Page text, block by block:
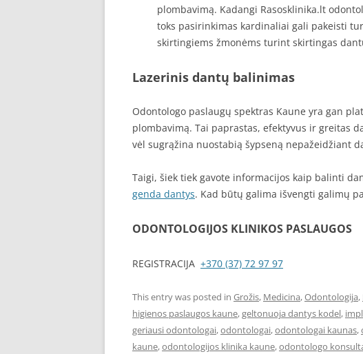
plombavimą. Kadangi Rasosklinika.lt
toks pasirinkimas kardinaliai gali pakeisti
skirtingiems žmonėms turint skirtingas
Lazerinis dantų balinimas
Odontologo paslaugų spektras Kaune yra gan
plombavimą. Tai paprastas, efektyvus ir greitas
vėl sugrąžina nuostabią šypseną nepažeidžiant
Taigi, šiek tiek gavote informacijos kaip balinti
genda dantys. Kad būtų galima išvengti galimų
ODONTOLOGIJOS KLINIKOS PASLAUGOS
REGISTRACIJA +370 (37) 72 97 97
This entry was posted in Grožis, Medicina,Odontologija,
higienos paslaugos kaune,geltonuoja dantys kodel,
geriausi odontologai,odontologai,odontologai kaunas,
kaune,odontologijos klinika kaune,odontologo